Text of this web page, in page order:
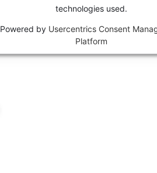
technologies used.
Powered by Usercentrics Consent
Platform